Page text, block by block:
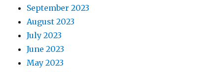
September 2023
August 2023
July 2023
June 2023
May 2023